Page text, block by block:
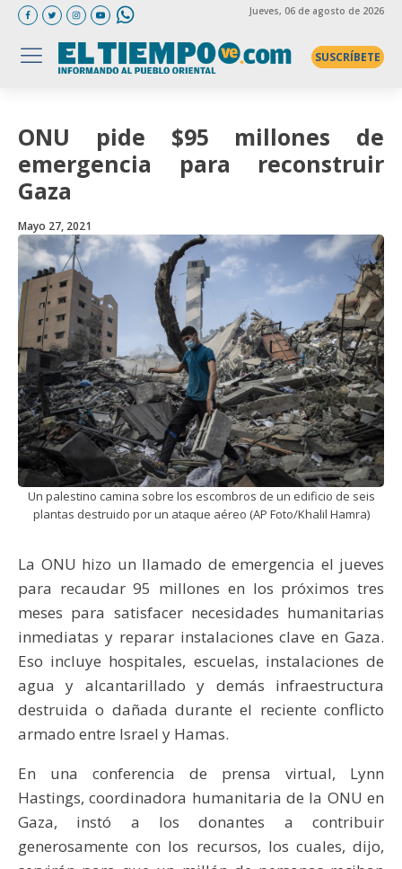
Jueves, 06 de agosto de 2026
SUSCRÍBETE
ONU pide $95 millones de
emergencia para reconstruir
Gaza
Mayo 27, 2021
Un palestino camina sobre los escombros de un edificio de seis
plantas destruido por un ataque aéreo (AP Foto/Khalil Hamra)
La ONU hizo un llamado de emergencia el jueves
para recaudar 95 millones en los próximos tres
meses para satisfacer necesidades humanitarias
inmediatas y reparar instalaciones clave en Gaza.
Eso incluye hospitales, escuelas, instalaciones de
agua y alcantarillado y demás infraestructura
destruida o dañada durante el reciente conflicto
armado entre Israel y Hamas.
En una conferencia de prensa virtual, Lynn
Hastings, coordinadora humanitaria de la ONU en
Gaza, instó a los donantes a contribuir
generosamente con los recursos, los cuales, dijo,